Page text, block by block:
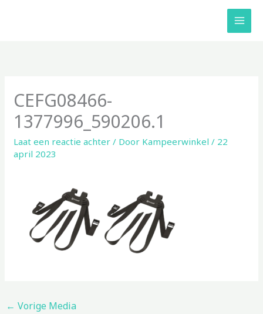
CEFG08466-
1377996_590206.1
Laat een reactie achter / Door Kampeerwinkel/ 22
april 2023
← Vorige Media